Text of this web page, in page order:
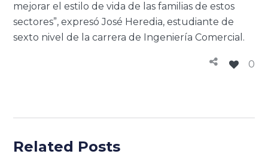
mejorar el estilo de vida de las familias de estos
sectores”, expresó José Heredia, estudiante de
sexto nivel de la carrera de Ingeniería Comercial.
0
Related Posts